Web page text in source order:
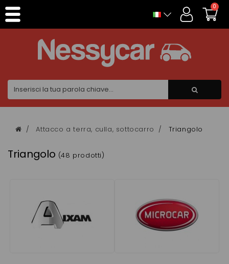
0
Attacco a terra, culla, sottocarro Triangolo
Triangolo (48 prodotti)
Pannello di gestione dei cookies